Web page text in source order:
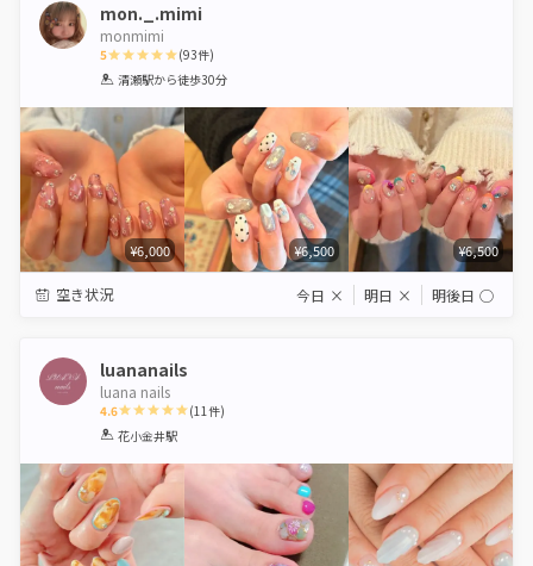
mon._.mimi
monmimi
5
1 2 3 4 5
(93件)
清瀬駅から徒歩30分
¥6,000 ¥6,500 ¥6,500
空き状況 今日 × 明日 × 明後日 ◯
luananails
luana nails
4.6
1 2 3 4 5
(11件)
花小金井駅